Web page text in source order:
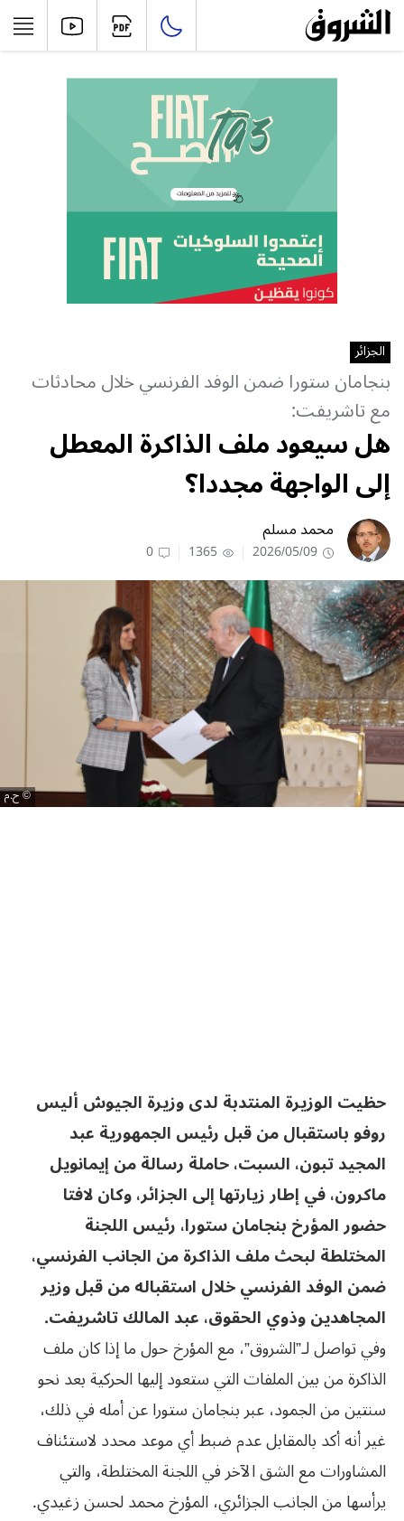
الجزائر
بنجامان ستورا ضمن الوفد الفرنسي خلال محادثات
مع تاشريفت:
هل سيعود ملف الذاكرة المعطل
إلى الواجهة مجددا؟
محمد مسلم
2026/05/09
1365
0
ح.م
حظيت الوزيرة المنتدبة لدى وزيرة الجيوش أليس
روفو باستقبال من قبل رئيس الجمهورية عبد
المجيد تبون، السبت، حاملة رسالة من إيمانويل
ماكرون، في إطار زيارتها إلى الجزائر، وكان لافتا
حضور المؤرخ بنجامان ستورا، رئيس اللجنة
المختلطة لبحث ملف الذاكرة من الجانب الفرنسي،
ضمن الوفد الفرنسي خلال استقباله من قبل وزير
المجاهدين وذوي الحقوق، عبد المالك تاشريفت.
وفي تواصل لـ”الشروق”، مع المؤرخ حول ما إذا كان ملف
الذاكرة من بين الملفات التي ستعود إليها الحركية بعد نحو
سنتين من الجمود، عبر بنجامان ستورا عن أمله في ذلك،
غير أنه أكد بالمقابل عدم ضبط أي موعد محدد لاستئناف
المشاورات مع الشق الآخر في اللجنة المختلطة، والتي
يرأسها من الجانب الجزائري، المؤرخ محمد لحسن زغيدي.